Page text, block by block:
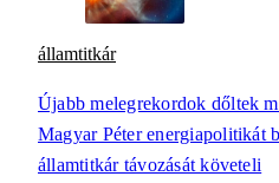
államtitkár
Újabb melegrekordok dőltek
Magyar Péter energiapolitikát
államtitkár távozását követeli